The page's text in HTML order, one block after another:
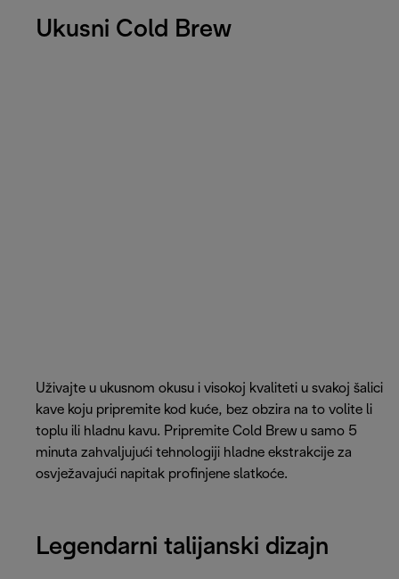
Ukusni Cold Brew
Uživajte u ukusnom okusu i visokoj kvaliteti u svakoj šalici
kave koju pripremite kod kuće, bez obzira na to volite li
toplu ili hladnu kavu. Pripremite Cold Brew u samo 5
minuta zahvaljujući tehnologiji hladne ekstrakcije za
osvježavajući napitak profinjene slatkoće.
Legendarni talijanski dizajn